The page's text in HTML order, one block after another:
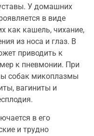
У домашних
в виде
как кашель, чихание,
из носа и глаз. В
приводить к
к пневмонии. При
собак микоплазмы
вагиниты и
в его
и трудно